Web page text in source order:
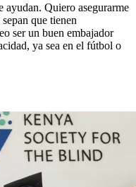
ayudan. Quiero asegurarme
que tienen
ser un buen embajador
ya sea en el fútbol o